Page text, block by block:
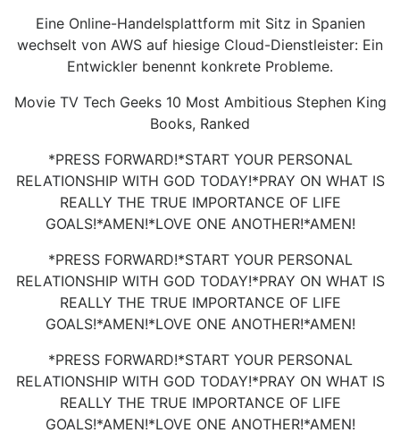
Eine Online-Handelsplattform mit Sitz in Spanien
wechselt von AWS auf hiesige Cloud-Dienstleister: Ein
Entwickler benennt konkrete Probleme.
Movie TV Tech Geeks 10 Most Ambitious Stephen King
Books, Ranked
*PRESS FORWARD!*START YOUR PERSONAL
RELATIONSHIP WITH GOD TODAY!*PRAY ON WHAT IS
REALLY THE TRUE IMPORTANCE OF LIFE
GOALS!*AMEN!*LOVE ONE ANOTHER!*AMEN!
*PRESS FORWARD!*START YOUR PERSONAL
RELATIONSHIP WITH GOD TODAY!*PRAY ON WHAT IS
REALLY THE TRUE IMPORTANCE OF LIFE
GOALS!*AMEN!*LOVE ONE ANOTHER!*AMEN!
*PRESS FORWARD!*START YOUR PERSONAL
RELATIONSHIP WITH GOD TODAY!*PRAY ON WHAT IS
REALLY THE TRUE IMPORTANCE OF LIFE
GOALS!*AMEN!*LOVE ONE ANOTHER!*AMEN!